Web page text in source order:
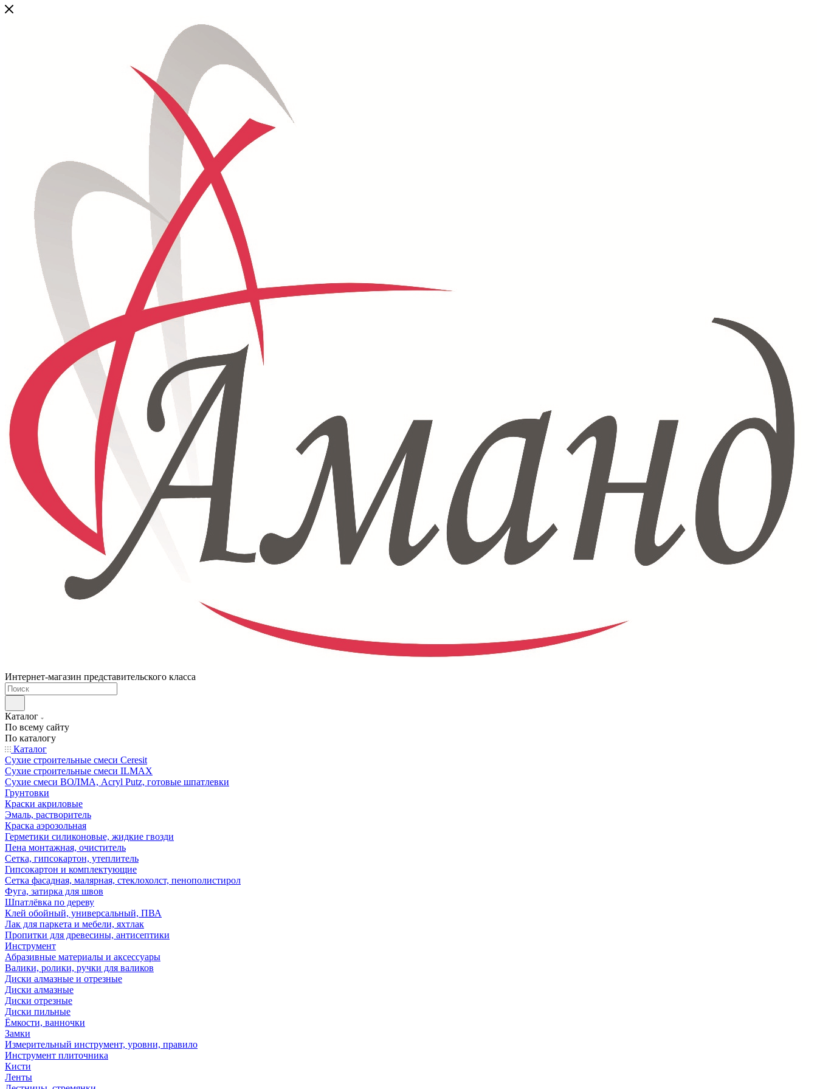
Интернет-магазин представительского класса
Каталог
По всему сайту
По каталогу
Каталог
Сухие строительные смеси Ceresit
Сухие строительные смеси ILMAX
Сухие смеси ВОЛМА, Acryl Putz, готовые шпатлевки
Грунтовки
Краски акриловые
Эмаль, растворитель
Краска аэрозольная
Герметики силиконовые, жидкие гвозди
Пена монтажная, очиститель
Сетка, гипсокартон, утеплитель
Гипсокартон и комплектующие
Сетка фасадная, малярная, стеклохолст, пенополистирол
Фуга, затирка для швов
Шпатлёвка по дереву
Клей обойный, универсальный, ПВА
Лак для паркета и мебели, яхтлак
Пропитки для древесины, антисептики
Инструмент
Абразивные материалы и аксессуары
Валики, ролики, ручки для валиков
Диски алмазные и отрезные
Диски алмазные
Диски отрезные
Диски пильные
Ёмкости, ванночки
Замки
Измерительный инструмент, уровни, правило
Инструмент плиточника
Кисти
Ленты